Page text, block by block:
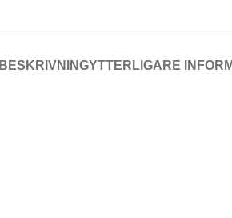
BESKRIVNINGYTTERLIGARE